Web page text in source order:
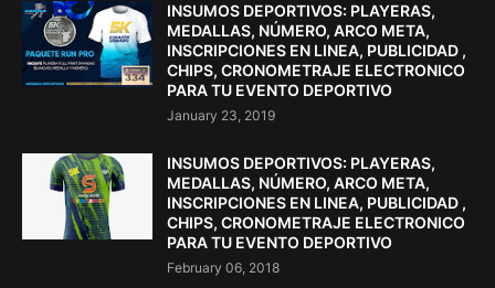
INSUMOS DEPORTIVOS: PLAYERAS,
MEDALLAS, NÚMERO, ARCO META,
INSCRIPCIONES EN LINEA, PUBLICIDAD ,
CHIPS, CRONOMETRAJE ELECTRONICO
PARA TU EVENTO DEPORTIVO
January 23, 2019
INSUMOS DEPORTIVOS: PLAYERAS,
MEDALLAS, NÚMERO, ARCO META,
INSCRIPCIONES EN LINEA, PUBLICIDAD ,
CHIPS, CRONOMETRAJE ELECTRONICO
PARA TU EVENTO DEPORTIVO
February 06, 2018